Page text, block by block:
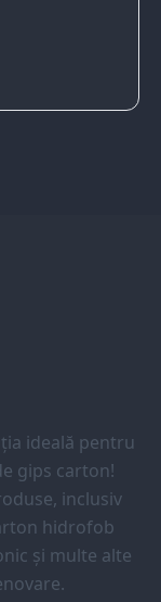
ideală pentru
gips carton!
inclusiv
hidrofob
și multe alte